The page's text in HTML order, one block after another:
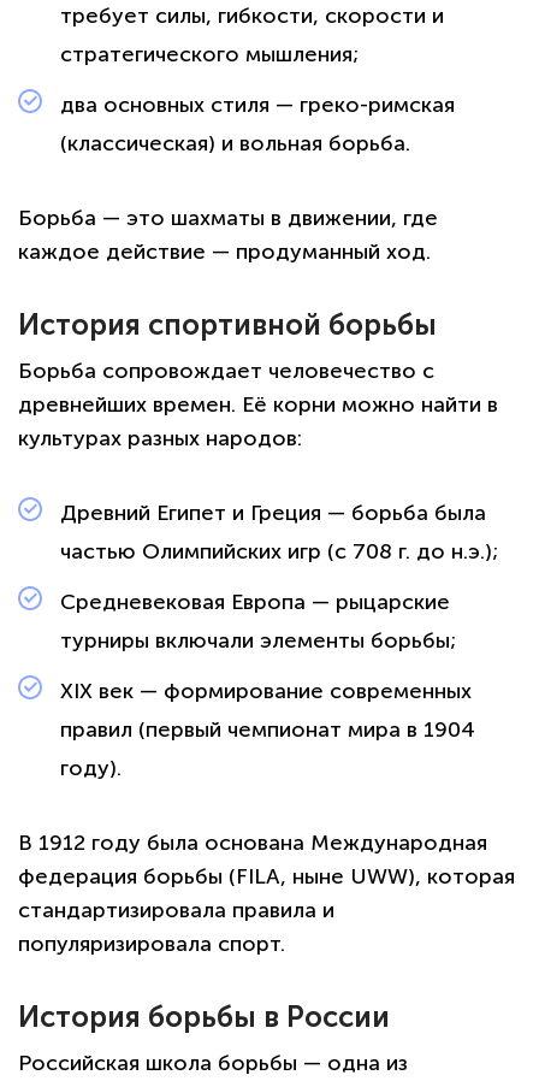
требует силы, гибкости, скорости и
стратегического мышления;
два основных стиля — греко-римская
(классическая) и вольная борьба.
Борьба — это шахматы в движении, где
каждое действие — продуманный ход.
История спортивной борьбы
Борьба сопровождает человечество с
древнейших времен. Её корни можно найти в
культурах разных народов:
Древний Египет и Греция — борьба была
частью Олимпийских игр (с 708 г. до н.э.);
Средневековая Европа — рыцарские
турниры включали элементы борьбы;
XIX век — формирование современных
правил (первый чемпионат мира в 1904
году).
В 1912 году была основана Международная
федерация борьбы (FILA, ныне UWW), которая
стандартизировала правила и
популяризировала спорт.
История борьбы в России
Российская школа борьбы — одна из